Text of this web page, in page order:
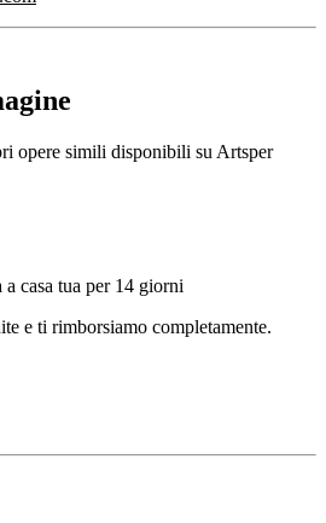
opere simili disponibili su Artsper
casa tua per 14 giorni
e ti rimborsiamo completamente.